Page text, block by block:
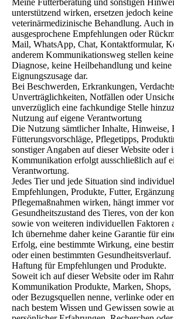
unterstützend wirken, ersetzen jedoch keine
veterinärmedizinische Behandlung. Auch
ausgesprochene Empfehlungen oder
Mail, WhatsApp, Chat, Kontaktformular,
anderem Kommunikationsweg stellen
Diagnose, keine Heilbehandlung und
Eignungszusage dar.
Bei Beschwerden, Erkrankungen,
Unverträglichkeiten, Notfällen oder
unverzüglich eine fachkundige Stelle
Nutzung auf eigene Verantwortung
Die Nutzung sämtlicher Inhalte, Hinweise,
Fütterungsvorschläge, Pflegetipps,
sonstiger Angaben auf dieser Website oder
Kommunikation erfolgt ausschließlich auf
Verantwortung.
Jedes Tier und jede Situation sind
Empfehlungen, Produkte, Futter,
Pflegemaßnahmen wirken, hängt immer
Gesundheitszustand des Tieres, von der
sowie von weiteren individuellen Faktoren
Ich übernehme daher keine Garantie für
Erfolg, eine bestimmte Wirkung, eine
oder einen bestimmten Gesundheitsverlauf.
Haftung für Empfehlungen und Produkte.
Soweit ich auf dieser Website oder im
Kommunikation Produkte, Marken, Shops,
oder Bezugsquellen nenne, verlinke oder
nach bestem Wissen und Gewissen sowie